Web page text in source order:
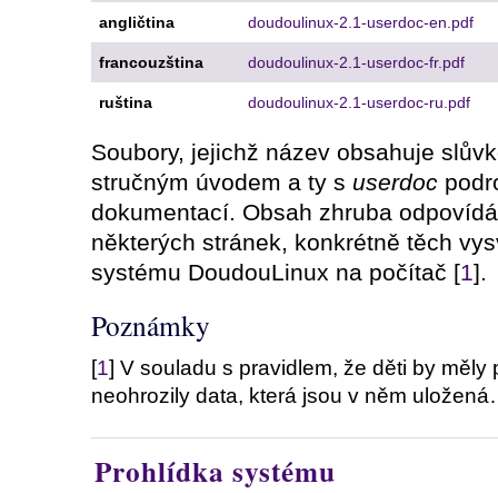
angličtina doudoulinux-2.1-userdoc-en.pdf
francouzština doudoulinux-2.1-userdoc-fr.pdf
ruština doudoulinux-2.1-userdoc-ru.pdf
Soubory, jejichž název obsahuje
stručným úvodem a ty s userdoc
dokumentací. Obsah zhruba
některých stránek, konkrétně těch
systému DoudouLinux na počítač [1].
Poznámky
[1] V souladu s pravidlem, že děti by
neohrozily data, která jsou v něm
Prohlídka systému